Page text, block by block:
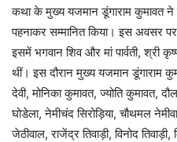
कथा के मुख्य यजमान डूंगाराम कुमावत ने
पहनाकर सम्मानित किया। इस अवसर
इसमें भगवान शिव और मां पार्वती, श्री
थीं। इस दौरान मुख्य यजमान डूंगाराम
देवी, मोनिका कुमावत, ज्योति कुमावत,
घोडेला, नेमीचंद सिरोड़िया, चौथमल
जेठीवाल, राजेंद्र तिवाड़ी, विनोद